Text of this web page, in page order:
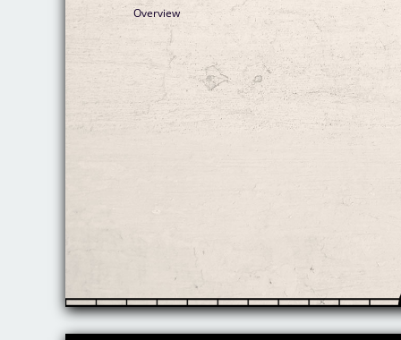
Overview